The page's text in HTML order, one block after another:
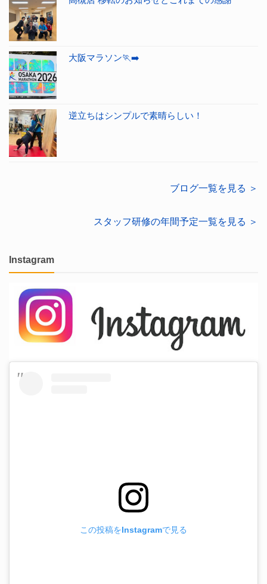
大阪マラソン🏃‍➡️
逆立ちはシンプルで素晴らしい！
ブログ一覧を見る ＞
スタッフ研修の年間予定一覧を見る ＞
Instagram
この投稿をInstagramで見る